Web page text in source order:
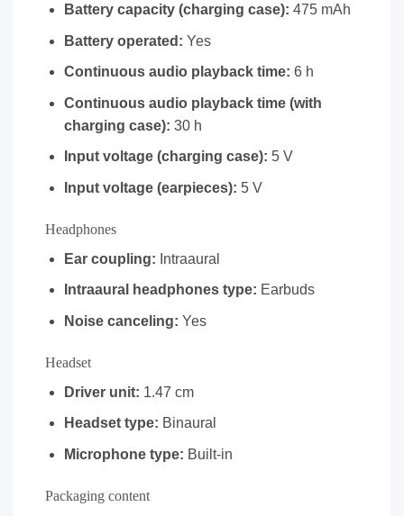
Battery capacity (charging case): 475 mAh
Battery operated: Yes
Continuous audio playback time: 6 h
Continuous audio playback time (with
charging case): 30 h
Input voltage (charging case): 5 V
Input voltage (earpieces): 5 V
Headphones
Ear coupling: Intraaural
Intraaural headphones type: Earbuds
Noise canceling: Yes
Headset
Driver unit: 1.47 cm
Headset type: Binaural
Microphone type: Built-in
Packaging content